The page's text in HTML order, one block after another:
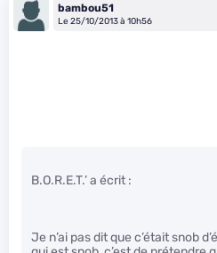
bambou51
Le 25/10/2013 à 10h56
B.O.R.E.T.’ a écrit :
Je n’ai pas dit que c’était snob